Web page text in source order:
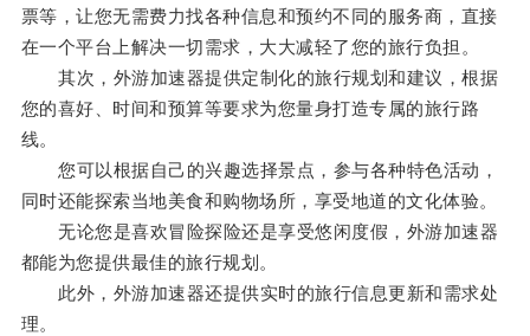
票等，让您无需费力找各种信息和预约不同的服务商，直接
在一个平台上解决一切需求，大大减轻了您的旅行负担。
其次，外游加速器提供定制化的旅行规划和建议，根据
您的喜好、时间和预算等要求为您量身打造专属的旅行路
线。
您可以根据自己的兴趣选择景点，参与各种特色活动，
同时还能探索当地美食和购物场所，享受地道的文化体验。
无论您是喜欢冒险探险还是享受悠闲度假，外游加速器
都能为您提供最佳的旅行规划。
此外，外游加速器还提供实时的旅行信息更新和需求处
理。